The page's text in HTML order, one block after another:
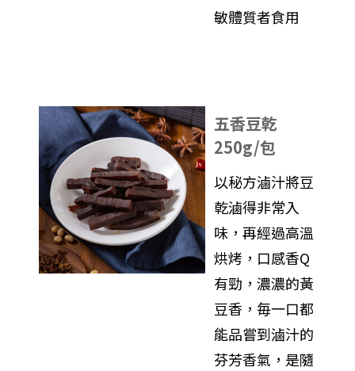
敏體質者食用
五香豆乾
250g/包
以秘方滷汁將豆
乾滷得非常入
味，再經過高溫
烘烤，口感香Q
有勁，濃濃的黃
豆香，毎一口都
能品嘗到滷汁的
芬芳香氣，是隨